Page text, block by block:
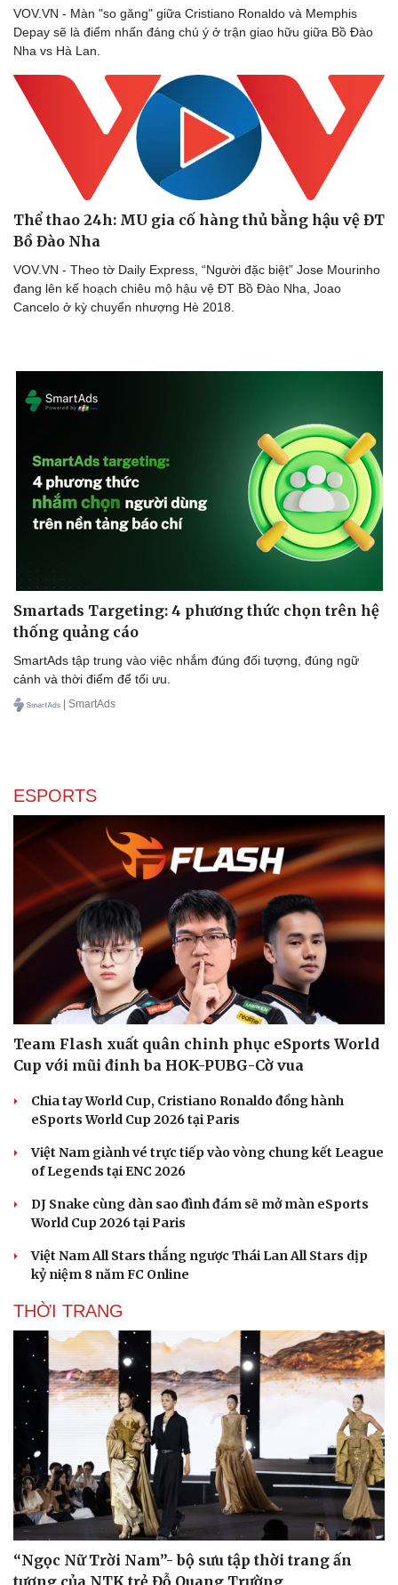
Sức khỏe
Dinh dưỡng - món ngon
Cây thuốc
Sản phụ khoa
Làm đẹp - giảm cân
Phòng mạch online
Đời sống
Nhà đẹp
Blog
Tình yêu - Gia đình
Văn hóa
Văn học
Âm nhạc
Thời trang
VOV.VN - Màn "so găng" giữa Cristiano Ronaldo và Memphis
Depay sẽ là điểm nhấn đáng chú ý ở trận giao hữu giữa Bồ Đào
Nha vs Hà Lan.
Thể thao 24h: MU gia cố hàng thủ bằng hậu vệ ĐT
Bồ Đào Nha
VOV.VN - Theo tờ Daily Express, “Người đặc biệt” Jose Mourinho
đang lên kế hoạch chiêu mộ hậu vệ ĐT Bồ Đào Nha, Joao
Cancelo ở kỳ chuyển nhượng Hè 2018.
Smartads Targeting: 4 phương thức chọn trên hệ
thống quảng cáo
SmartAds tập trung vào việc nhắm đúng đối tượng, đúng ngữ
cảnh và thời điểm để tối ưu.
| SmartAds
ESPORTS
Team Flash xuất quân chinh phục eSports World
Cup với mũi đinh ba HOK-PUBG-Cờ vua
Chia tay World Cup, Cristiano Ronaldo đồng hành
eSports World Cup 2026 tại Paris
Việt Nam giành vé trực tiếp vào vòng chung kết League
of Legends tại ENC 2026
DJ Snake cùng dàn sao đình đám sẽ mở màn eSports
World Cup 2026 tại Paris
Việt Nam All Stars thắng ngược Thái Lan All Stars dịp
kỷ niệm 8 năm FC Online
THỜI TRANG
“Ngọc Nữ Trời Nam”- bộ sưu tập thời trang ấn
tượng của NTK trẻ Đỗ Quang Trường